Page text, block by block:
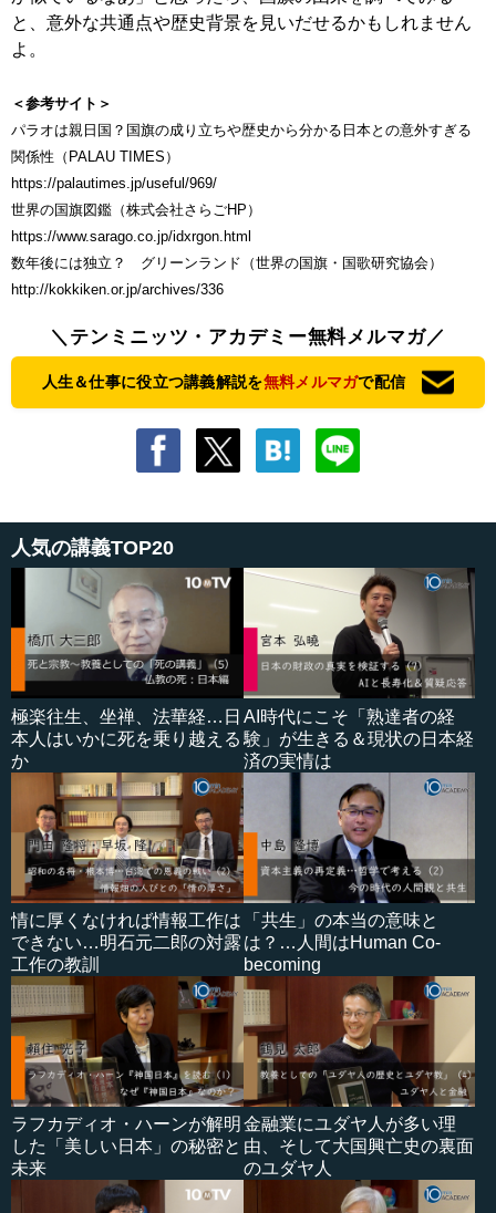
と、意外な共通点や歴史背景を見いだせるかもしれません
よ。
＜参考サイト＞
パラオは親日国？国旗の成り立ちや歴史から分かる日本との意外すぎる
関係性（PALAU TIMES）
https://palautimes.jp/useful/969/
世界の国旗図鑑（株式会社さらごHP）
https://www.sarago.co.jp/idxrgon.html
数年後には独立？ グリーンランド（世界の国旗・国歌研究協会）
http://kokkiken.or.jp/archives/336
＼テンミニッツ・アカデミー無料メルマガ／
人生＆仕事に役立つ講義解説を無料メルマガで配信
人気の講義TOP20
極楽往生、坐禅、法華経…日
本人はいかに死を乗り越える
か
AI時代にこそ「熟達者の経
験」が生きる＆現状の日本経
済の実情は
情に厚くなければ情報工作は
できない…明石元二郎の対露
工作の教訓
「共生」の本当の意味と
は？…人間はHuman Co-
becoming
ラフカディオ・ハーンが解明
した「美しい日本」の秘密と
未来
金融業にユダヤ人が多い理
由、そして大国興亡史の裏面
のユダヤ人